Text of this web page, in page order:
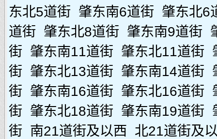
东北5道街 肇东南6道街 肇东北6
道街 肇东北8道街 肇东南9道街
街 肇东南11道街 肇东北11道街
街 肇东北13道街 肇东南14道街
街 肇东南16道街 肇东北16道街
街 肇东北18道街 肇东南19道街
街 南21道街及以西 北21道街及